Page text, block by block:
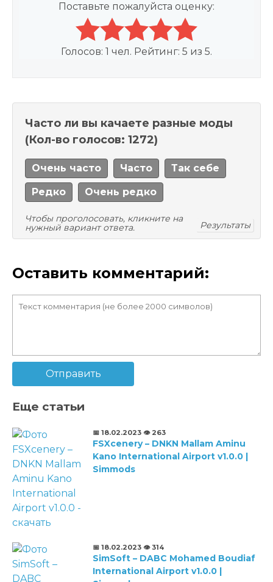
Поставьте пожалуйста оценку:
Голосов: 1 чел. Рейтинг: 5 из 5.
Часто ли вы качаете разные моды
(Кол-во голосов: 1272)
Очень часто Часто Так себе
Редко Очень редко
Чтобы проголосовать, кликните на
нужный вариант ответа.
Результаты
Оставить комментарий:
Отправить
Еще статьи
📅 18.02.2023 👁️ 263
FSXcenery – DNKN Mallam Aminu
Kano International Airport v1.0.0 |
Simmods
📅 18.02.2023 👁️ 314
SimSoft – DABC Mohamed Boudiaf
International Airport v1.0.0 |